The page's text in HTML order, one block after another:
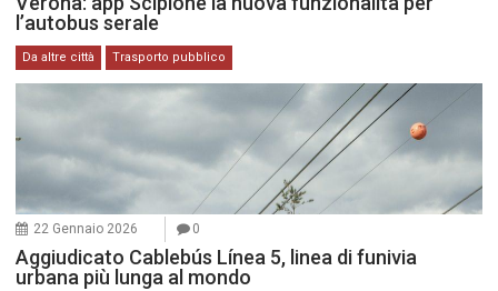
l’autobus serale
Da altre città Trasporto pubblico
22 Gennaio 2026 0
Aggiudicato Cablebús Línea 5, linea di funivia
urbana più lunga al mondo